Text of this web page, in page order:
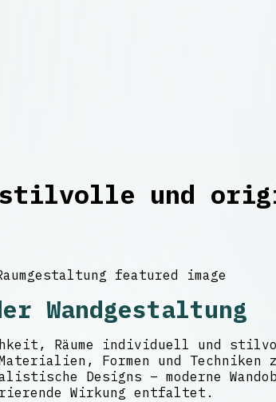
stilvolle und
Wandgestaltung
Räume individuell und
Formen und Techniken
Designs – moderne
Wirkung entfaltet.